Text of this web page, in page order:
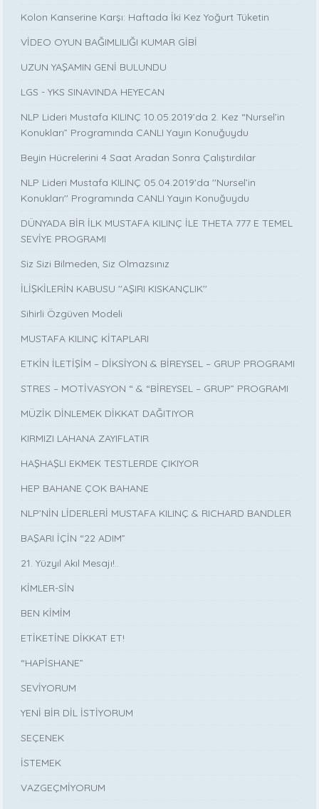
Kolon Kanserine Karşı: Haftada İki Kez Yoğurt Tüketin
VİDEO OYUN BAĞIMLILIĞI KUMAR GİBİ
UZUN YAŞAMIN GENİ BULUNDU
LGS - YKS SINAVINDA HEYECAN
NLP Lideri Mustafa KILINÇ 10.05.2019’da 2. Kez “Nursel’in
Konukları” Programında CANLI Yayın Konuğuydu
Beyin Hücrelerini 4 Saat Aradan Sonra Çalıştırdılar
NLP Lideri Mustafa KILINÇ 05.04.2019'da ''Nursel’in
Konukları'' Programında CANLI Yayın Konuğuydu
DÜNYADA BİR İLK MUSTAFA KILINÇ İLE THETA 777 E TEMEL
SEVİYE PROGRAMI
Siz Sizi Bilmeden, Siz Olmazsınız
İLİŞKİLERİN KABUSU ''AŞIRI KISKANÇLIK''
Sihirli Özgüven Modeli
MUSTAFA KILINÇ KİTAPLARI
ETKİN İLETİŞİM – DİKSİYON & BİREYSEL – GRUP PROGRAMI
STRES – MOTİVASYON “ & “BİREYSEL – GRUP” PROGRAMI
MÜZİK DİNLEMEK DİKKAT DAĞITIYOR
KIRMIZI LAHANA ZAYIFLATIR
HAŞHAŞLI EKMEK TESTLERDE ÇIKIYOR
HEP BAHANE ÇOK BAHANE
NLP’NİN LİDERLERİ MUSTAFA KILINÇ & RICHARD BANDLER
BAŞARI İÇİN “22 ADIM”
21. Yüzyıl Akıl Mesajı!..
KİMLER-SİN
BEN KİMİM
ETİKETİNE DİKKAT ET!
“HAPİSHANE”
SEVİYORUM
YENİ BİR DİL İSTİYORUM
SEÇENEK
İSTEMEK
VAZGEÇMİYORUM